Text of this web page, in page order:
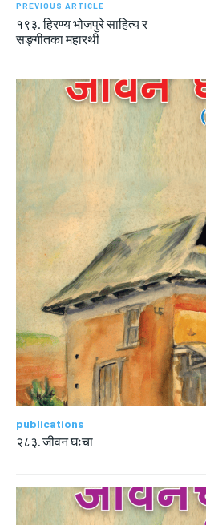
PREVIOUS ARTICLE
१९३. हिरण्य भोजपुरे साहित्य र
सङ्गीतका महारथी
publications
२८३. जीवन घःचा